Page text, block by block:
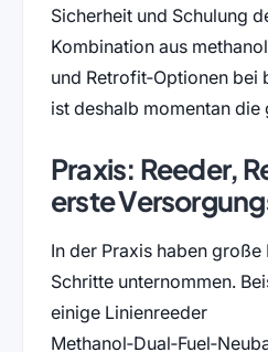
Sicherheit und Schulung
Kombination aus
und Retrofit‑Optionen bei
ist deshalb momentan die
Praxis: Reeder,
erste
In der Praxis haben
Schritte unternommen.
einige Linienreeder